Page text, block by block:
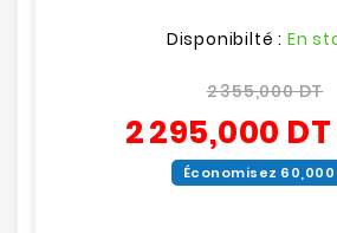
Disponibilté : En
2 355,000 DT
2 295,000 DT
Économisez 60,000